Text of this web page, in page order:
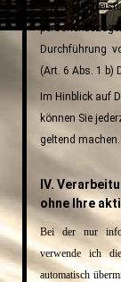
und
Durchführung
(Art. 6 Abs. 1 b)
Im Hinblick auf
können Sie
geltend machen.
IV.
ohne Ihre
Bei der nur
verwende ich
automatisch